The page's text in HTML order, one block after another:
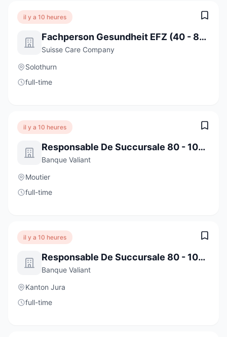
il y a 10 heures
Fachperson Gesundheit EFZ (40 - 80%)
Suisse Care Company
Solothurn
full-time
il y a 10 heures
Responsable De Succursale 80 - 100 % Moutier
Banque Valiant
Moutier
full-time
il y a 10 heures
Responsable De Succursale 80 - 100 % Moutier
Banque Valiant
Kanton Jura
full-time